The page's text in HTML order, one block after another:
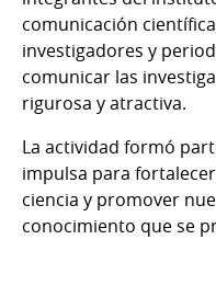
comunicación
investigadores y
comunicar las
rigurosa y atractiva.
La actividad formó
impulsa para
ciencia y promover
conocimiento que se